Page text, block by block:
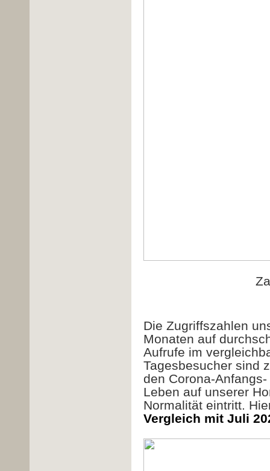
Die Zugriffszahlen
Monaten auf
Aufrufe im
Tagesbesucher sind
den Corona-
Leben auf unserer
Normalität eintritt.
Vergleich mit Juli